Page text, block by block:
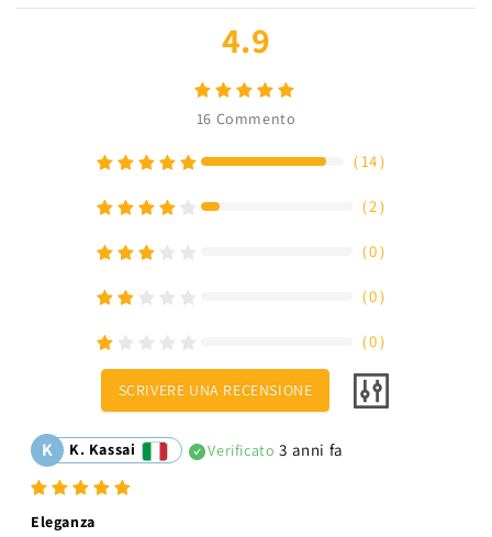
4.9
16 Commento
（14）
（2）
（0）
（0）
（0）
SCRIVERE UNA RECENSIONE
K K. Kassai Verificato 3 anni fa
Eleganza